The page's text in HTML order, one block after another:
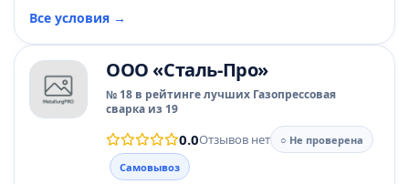
Все условия →
ООО «Сталь-Про»
№ 18 в рейтинге лучших Газопрессовая
сварка из 19
0.0Отзывов нет
○ Не проверена
Самовывоз